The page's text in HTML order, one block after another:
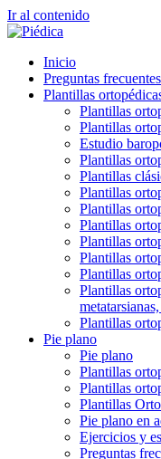
Ir al contenido
Inicio
Preguntas frecuentes
Plantillas
Plantillas
Plantillas
Estudio
Plantillas
Plantillas
Plantillas
Plantillas
Plantillas
Plantillas
Plantillas
Plantillas
Plantillas
Plantillas
Pie plano
Pie plano
Plantillas
Plantillas
Plantillas
Pie plano en
Ejercicios y
Preguntas